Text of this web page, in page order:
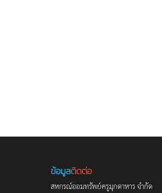
ข้อมูลติดต่อ
สหกรณ์ออมทรัพย์ครูมุกดาหาร จำกัด